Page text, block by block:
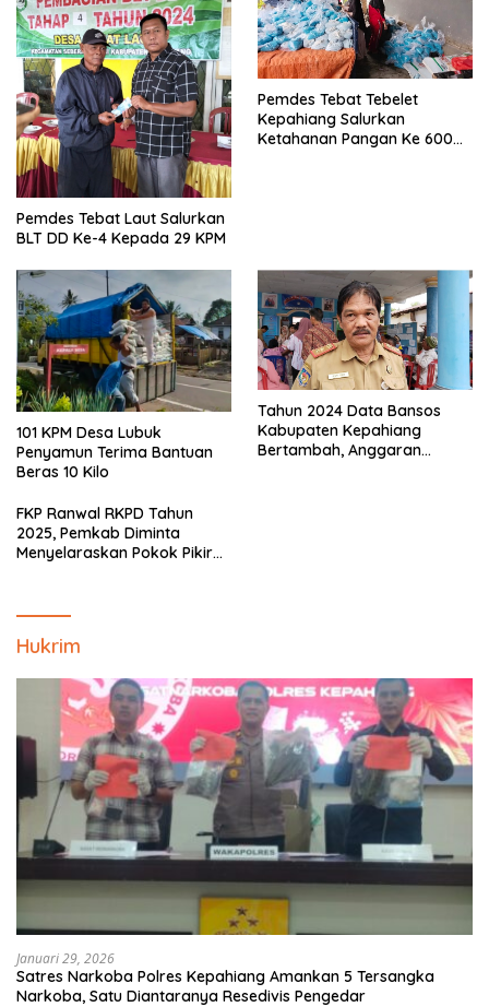
Pemdes Tebat Laut Salurkan
BLT DD Ke-4 Kepada 29 KPM
Pemdes Tebat Tebelet
Kepahiang Salurkan
Ketahanan Pangan Ke 600
101 KPM Desa Lubuk
Penyamun Terima Bantuan
Beras 10 Kilo
Tahun 2024 Data Bansos
Kabupaten Kepahiang
Bertambah, Anggaran
FKP Ranwal RKPD Tahun
2025, Pemkab Diminta
Menyelaraskan Pokok Pikiran
Hukrim
Januari 29, 2026
Satres Narkoba Polres Kepahiang Amankan 5 Tersangka
Narkoba, Satu Diantaranya Resedivis Pengedar